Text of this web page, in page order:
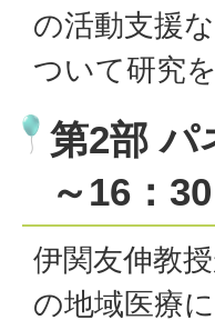
の活動支援
ついて研究
第2部 パ
～16：30
伊関友伸教
の地域医療